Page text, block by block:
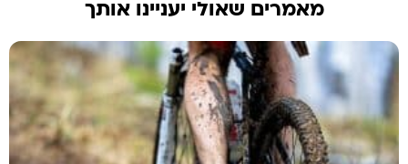
מאמרים שאולי יעניינו אותך